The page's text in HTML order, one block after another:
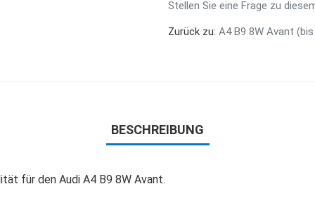
Stellen Sie eine Frage zu
Zurück zu: A4 B9 8W Avant
BESCHREIBUNG
für den Audi A4 B9 8W Avant.